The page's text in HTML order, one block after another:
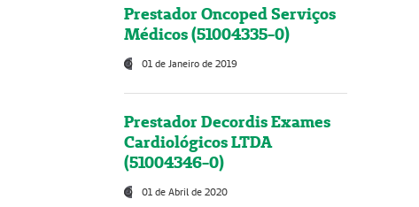
Prestador Oncoped Serviços
Médicos (51004335-0)
01 de Janeiro de 2019
Prestador Decordis Exames
Cardiológicos LTDA
(51004346-0)
01 de Abril de 2020